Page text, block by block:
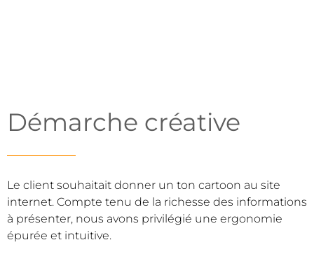
Démarche créative
Le client souhaitait donner un ton cartoon au site
internet. Compte tenu de la richesse des informations
à présenter, nous avons privilégié une ergonomie
épurée et intuitive.